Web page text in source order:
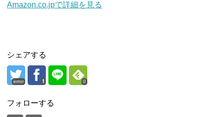
Amazon.co.jpで詳細を見る
シェアする
error 0
フォローする